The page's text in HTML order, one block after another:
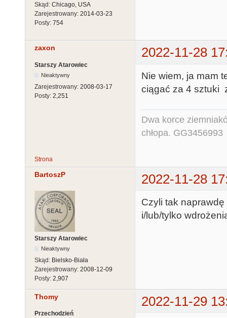
Skąd: Chicago, USA
Zarejestrowany: 2014-03-23
Posty: 754
zaxon 2022-11-28
Starszy Atarowiec
Nieaktywny
Zarejestrowany: 2008-03-17
Posty: 2,251
Nie wiem, ja mam
ciągać za 4 sztuki
Dwa korce
chłopa. GG3456993
Strona
BartoszP 2022-11-28
Starszy Atarowiec
Nieaktywny
Skąd: Bielsko-Biała
Zarejestrowany: 2008-12-09
Posty: 2,907
Czyli tak
i/lub/tylko
Thomy 2022-11-29
Przechodzień